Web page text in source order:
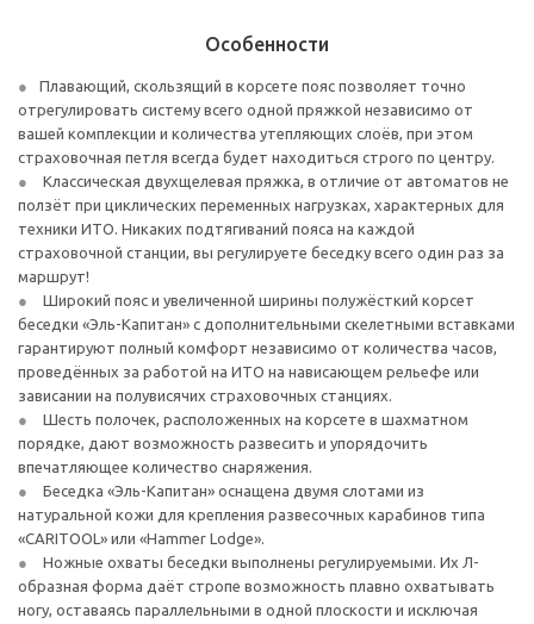
Особенности
Плавающий, скользящий в корсете пояс позволяет точно
отрегулировать систему всего одной пряжкой независимо от
вашей комплекции и количества утепляющих слоёв, при этом
страховочная петля всегда будет находиться строго по центру.
Классическая двухщелевая пряжка, в отличие от автоматов не
ползёт при циклических переменных нагрузках, характерных для
техники ИТО. Никаких подтягиваний пояса на каждой
страховочной станции, вы регулируете беседку всего один раз за
маршрут!
Широкий пояс и увеличенной ширины полужёсткий корсет
беседки «Эль-Капитан» с дополнительными скелетными вставками
гарантируют полный комфорт независимо от количества часов,
проведённых за работой на ИТО на нависающем рельефе или
зависании на полувисячих страховочных станциях.
Шесть полочек, расположенных на корсете в шахматном
порядке, дают возможность развесить и упорядочить
впечатляющее количество снаряжения.
Беседка «Эль-Капитан» оснащена двумя слотами из
натуральной кожи для крепления развесочных карабинов типа
«CARITOOL» или «Hammer Lodge».
Ножные охваты беседки выполнены регулируемыми. Их Л-
образная форма даёт стропе возможность плавно охватывать
ногу, оставаясь параллельными в одной плоскости и исключая